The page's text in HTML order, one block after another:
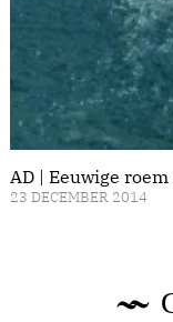
AD | Eeuwige
23 DECEMBER 2014